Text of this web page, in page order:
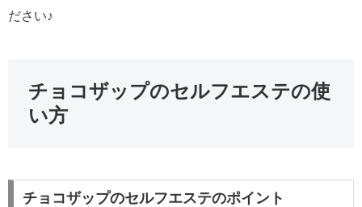
ださい♪
チョコザップのセルフエステの使
い方
チョコザップのセルフエステのポイント